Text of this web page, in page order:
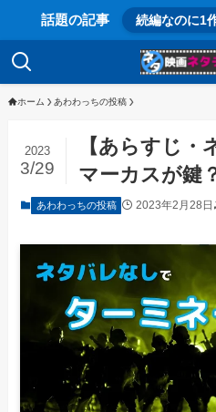
話題の記事 続編なのに1
ホーム あわわっちの投稿
【あらすじ・
マーカスが鍵
2023
3/29
あわわっちの投稿 2023年2月28日